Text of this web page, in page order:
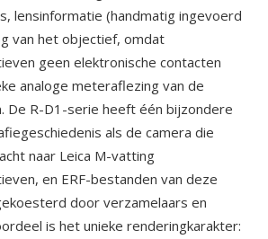
lensinformatie (handmatig ingevoerd
van het objectief, omdat
geen elektronische contacten
analoge meteraflezing van de
De R-D1-serie heeft één bijzondere
als de camera die
naar Leica M-vatting
en ERF-bestanden van deze
door verzamelaars en
is het unieke renderingkarakter: